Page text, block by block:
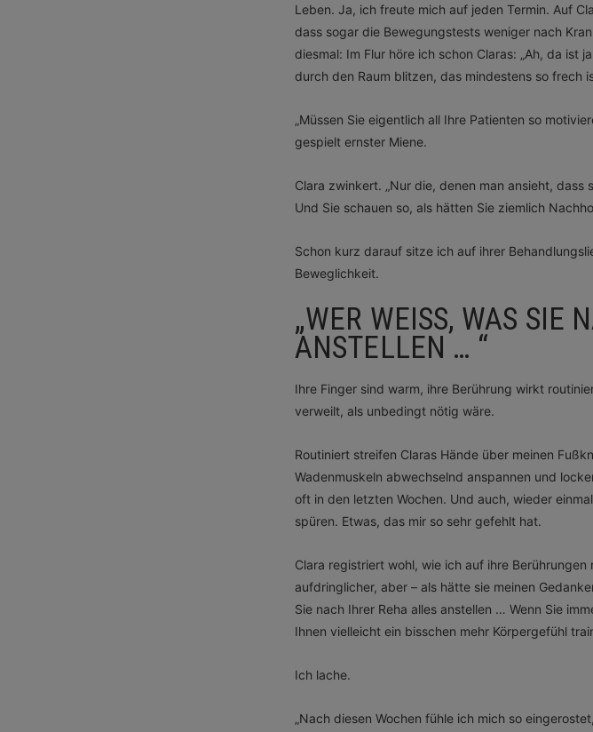
Leben. Ja, ich freute mich auf jeden Termin. Auf
dass sogar die Bewegungstests weniger nach
diesmal: Im Flur höre ich schon Claras: „Ah, da ist
durch den Raum blitzen, das mindestens so frech
„Müssen Sie eigentlich all Ihre Patienten so
gespielt ernster Miene.
Clara zwinkert. „Nur die, denen man ansieht,
Und Sie schauen so, als hätten Sie ziemlich
Schon kurz darauf sitze ich auf ihrer
Beweglichkeit.
„WER WEISS, WAS SIE
NSTELLEN … “
Ihre Finger sind warm, ihre Berührung wirkt
verweilt, als unbedingt nötig wäre.
Routiniert streifen Claras Hände über meinen
Wadenmuskeln abwechselnd anspannen und
oft in den letzten Wochen. Und auch, wieder
spüren. Etwas, das mir so sehr gefehlt hat.
Clara registriert wohl, wie ich auf ihre
aufdringlicher, aber – als hätte sie meinen
Sie nach Ihrer Reha alles anstellen … Wenn Sie
Ihnen vielleicht ein bisschen mehr Körpergefühl
Ich lache.
„Nach diesen Wochen fühle ich mich so